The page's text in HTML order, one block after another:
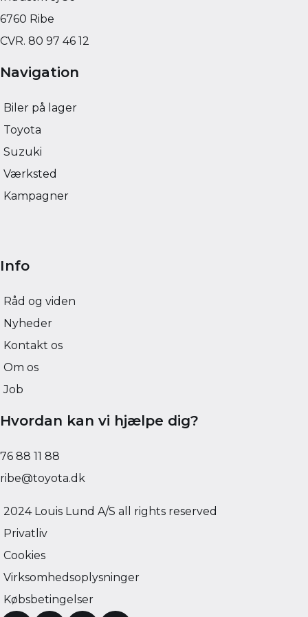
FINANSIERING
6760 Ribe
CVR. 80 97 46 12
Navigation
Biler på lager
Toyota
Suzuki
Værksted
Kampagner
Info
Råd og viden
Nyheder
Kontakt os
Om os
Job
Hvordan kan vi hjælpe dig?
76 88 11 88
ribe@toyota.dk
2024 Louis Lund A/S all rights reserved
Privatliv
Cookies
Virksomhedsoplysninger
Købsbetingelser